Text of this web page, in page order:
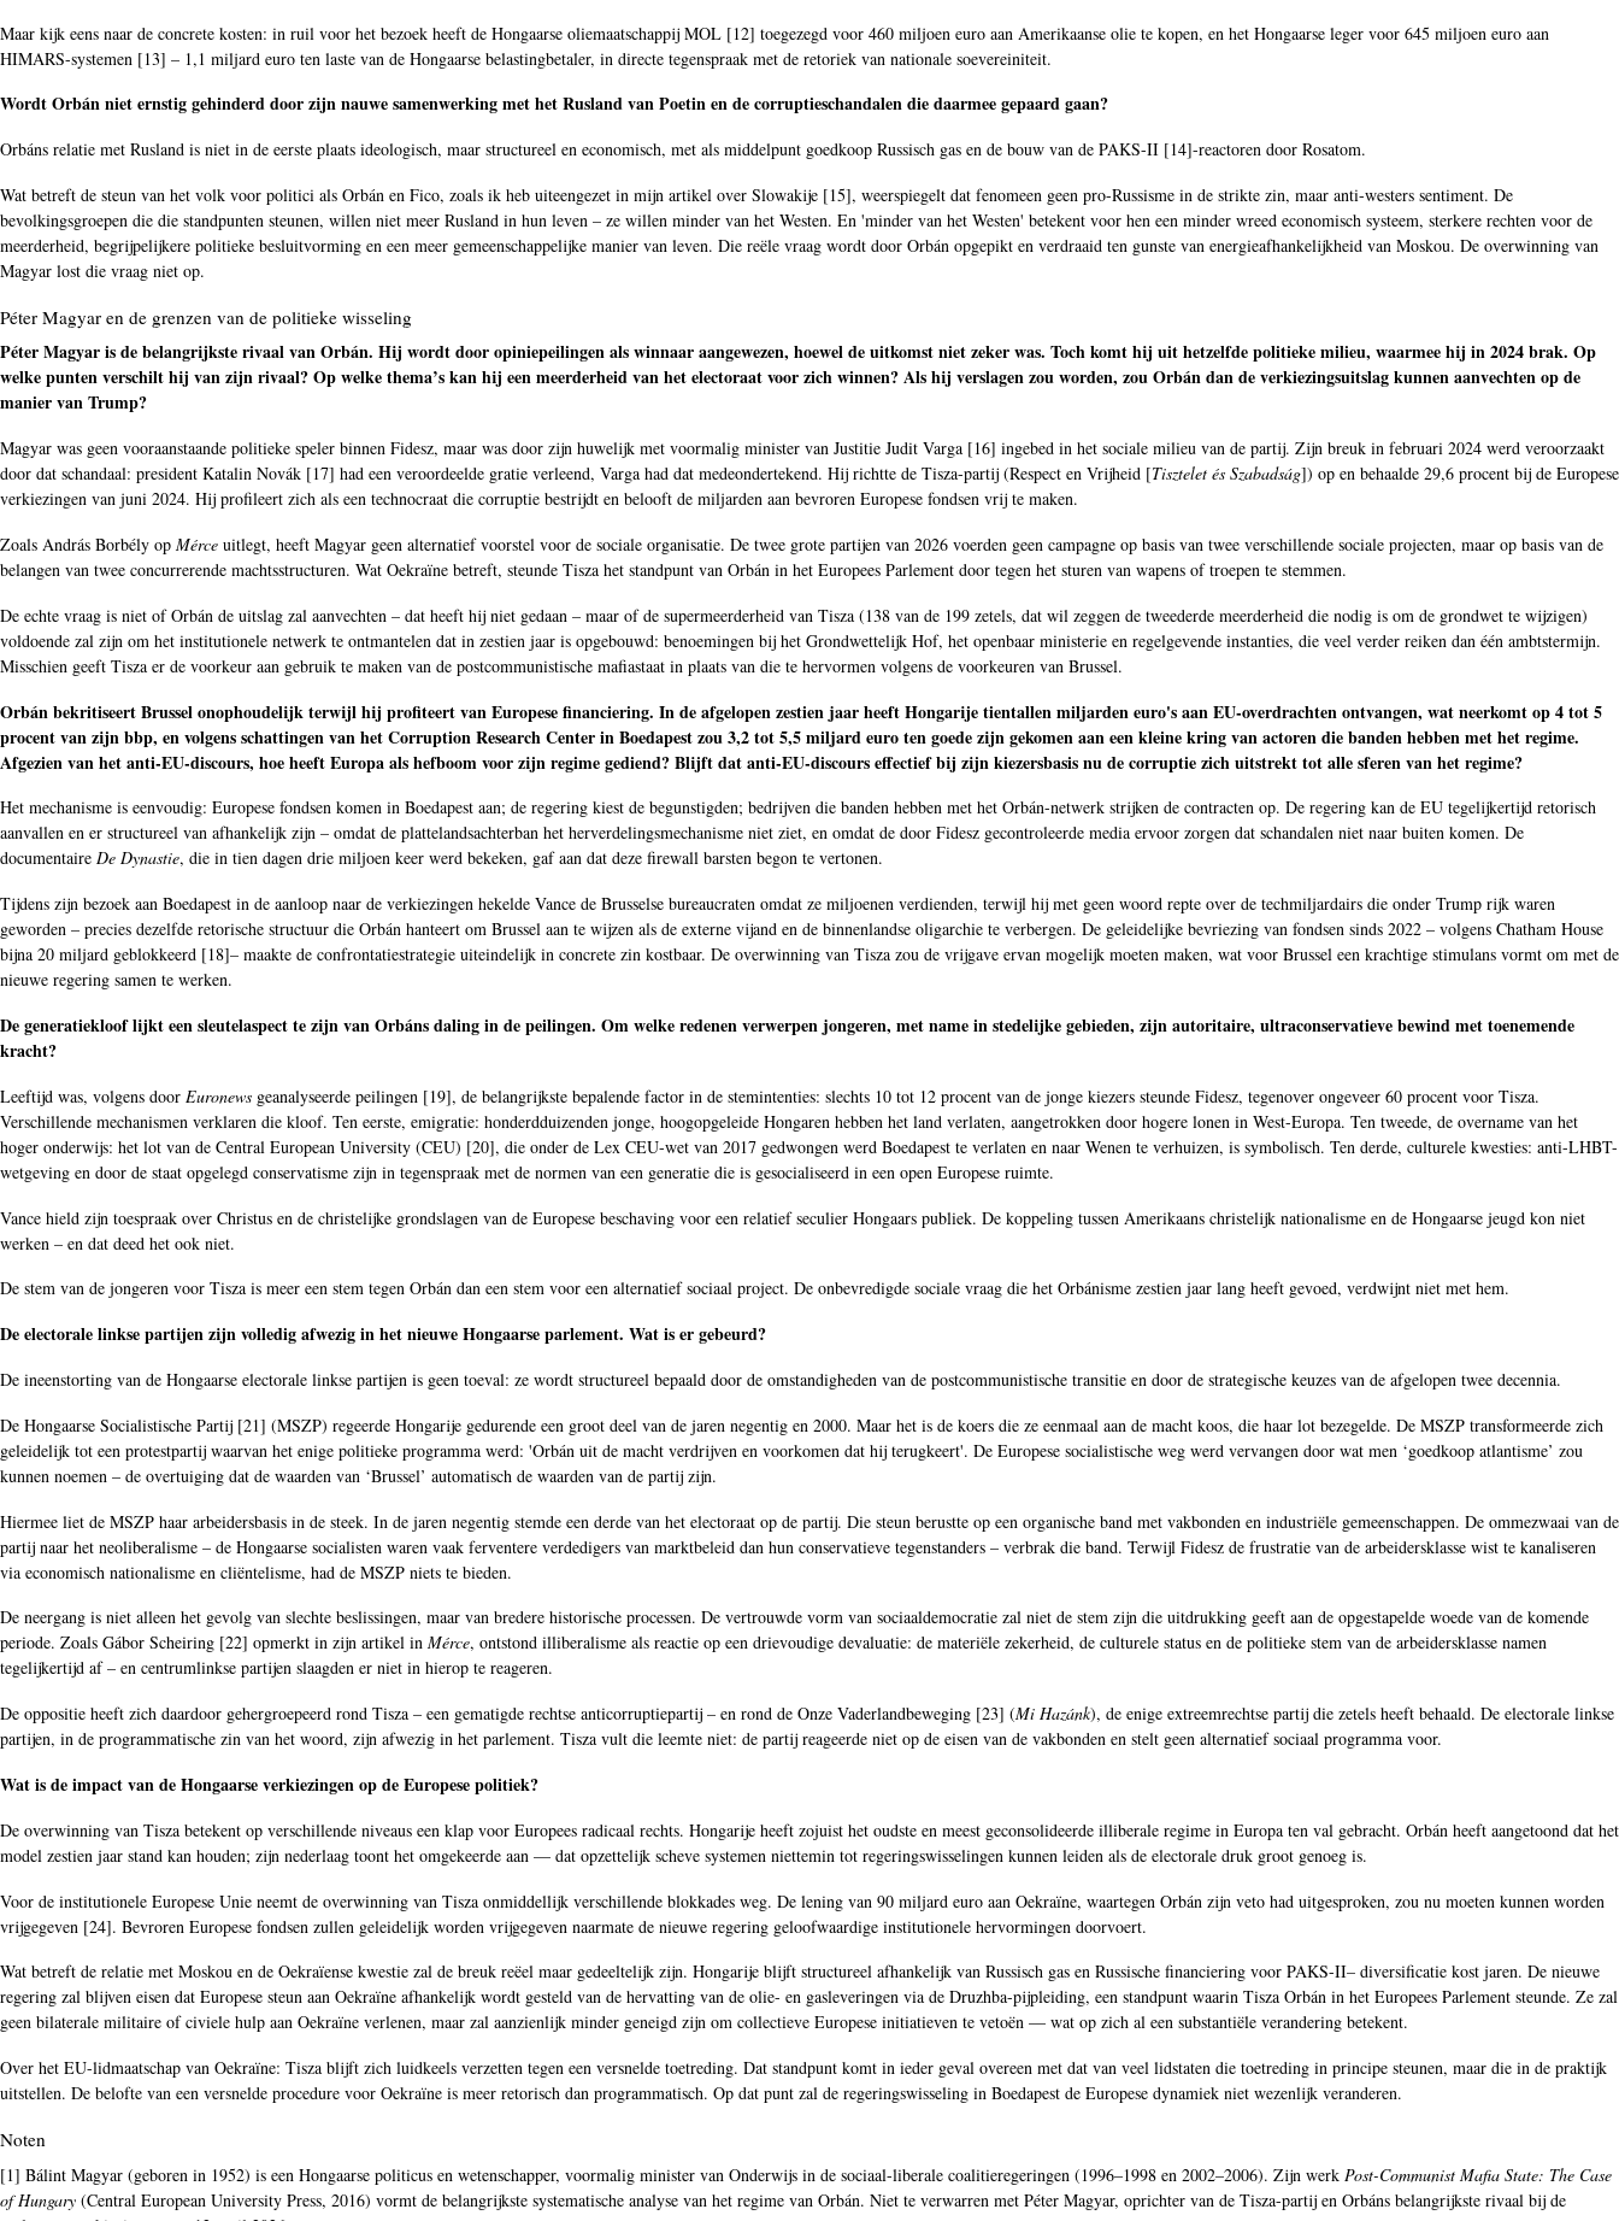
Maar kijk eens naar de concrete kosten: in ruil voor het bezoek heeft de Hongaarse oliemaatschappij MOL [12] toegezegd voor 460 miljoen euro aan Amerikaanse olie te kopen, en het Hongaarse leger voor 645 miljoen euro aan
HIMARS-systemen [13] – 1,1 miljard euro ten laste van de Hongaarse belastingbetaler, in directe tegenspraak met de retoriek van nationale soevereiniteit.
Wordt Orbán niet ernstig gehinderd door zijn nauwe samenwerking met het Rusland van Poetin en de corruptieschandalen die daarmee gepaard gaan?
Orbáns relatie met Rusland is niet in de eerste plaats ideologisch, maar structureel en economisch, met als middelpunt goedkoop Russisch gas en de bouw van de PAKS-II [14]-reactoren door Rosatom.
Wat betreft de steun van het volk voor politici als Orbán en Fico, zoals ik heb uiteengezet in mijn artikel over Slowakije [15], weerspiegelt dat fenomeen geen pro-Russisme in de strikte zin, maar anti-westers sentiment. De
bevolkingsgroepen die die standpunten steunen, willen niet meer Rusland in hun leven – ze willen minder van het Westen. En 'minder van het Westen' betekent voor hen een minder wreed economisch systeem, sterkere rechten voor de
meerderheid, begrijpelijkere politieke besluitvorming en een meer gemeenschappelijke manier van leven. Die reële vraag wordt door Orbán opgepikt en verdraaid ten gunste van energieafhankelijkheid van Moskou. De overwinning van
Magyar lost die vraag niet op.
Péter Magyar en de grenzen van de politieke wisseling
Péter Magyar is de belangrijkste rivaal van Orbán. Hij wordt door opiniepeilingen als winnaar aangewezen, hoewel de uitkomst niet zeker was. Toch komt hij uit hetzelfde politieke milieu, waarmee hij in 2024 brak. Op
welke punten verschilt hij van zijn rivaal? Op welke thema’s kan hij een meerderheid van het electoraat voor zich winnen? Als hij verslagen zou worden, zou Orbán dan de verkiezingsuitslag kunnen aanvechten op de
manier van Trump?
Magyar was geen vooraanstaande politieke speler binnen Fidesz, maar was door zijn huwelijk met voormalig minister van Justitie Judit Varga [16] ingebed in het sociale milieu van de partij. Zijn breuk in februari 2024 werd veroorzaakt
door dat schandaal: president Katalin Novák [17] had een veroordeelde gratie verleend, Varga had dat medeondertekend. Hij richtte de Tisza-partij (Respect en Vrijheid [Tisztelet és Szabadság]) op en behaalde 29,6 procent bij de Europese
verkiezingen van juni 2024. Hij profileert zich als een technocraat die corruptie bestrijdt en belooft de miljarden aan bevroren Europese fondsen vrij te maken.
Zoals András Borbély op Mérce uitlegt, heeft Magyar geen alternatief voorstel voor de sociale organisatie. De twee grote partijen van 2026 voerden geen campagne op basis van twee verschillende sociale projecten, maar op basis van de
belangen van twee concurrerende machtsstructuren. Wat Oekraïne betreft, steunde Tisza het standpunt van Orbán in het Europees Parlement door tegen het sturen van wapens of troepen te stemmen.
De echte vraag is niet of Orbán de uitslag zal aanvechten – dat heeft hij niet gedaan – maar of de supermeerderheid van Tisza (138 van de 199 zetels, dat wil zeggen de tweederde meerderheid die nodig is om de grondwet te wijzigen)
voldoende zal zijn om het institutionele netwerk te ontmantelen dat in zestien jaar is opgebouwd: benoemingen bij het Grondwettelijk Hof, het openbaar ministerie en regelgevende instanties, die veel verder reiken dan één ambtstermijn.
Misschien geeft Tisza er de voorkeur aan gebruik te maken van de postcommunistische mafiastaat in plaats van die te hervormen volgens de voorkeuren van Brussel.
Orbán bekritiseert Brussel onophoudelijk terwijl hij profiteert van Europese financiering. In de afgelopen zestien jaar heeft Hongarije tientallen miljarden euro's aan EU-overdrachten ontvangen, wat neerkomt op 4 tot 5
procent van zijn bbp, en volgens schattingen van het Corruption Research Center in Boedapest zou 3,2 tot 5,5 miljard euro ten goede zijn gekomen aan een kleine kring van actoren die banden hebben met het regime.
Afgezien van het anti-EU-discours, hoe heeft Europa als hefboom voor zijn regime gediend? Blijft dat anti-EU-discours effectief bij zijn kiezersbasis nu de corruptie zich uitstrekt tot alle sferen van het regime?
Het mechanisme is eenvoudig: Europese fondsen komen in Boedapest aan; de regering kiest de begunstigden; bedrijven die banden hebben met het Orbán-netwerk strijken de contracten op. De regering kan de EU tegelijkertijd retorisch
aanvallen en er structureel van afhankelijk zijn – omdat de plattelandsachterban het herverdelingsmechanisme niet ziet, en omdat de door Fidesz gecontroleerde media ervoor zorgen dat schandalen niet naar buiten komen. De
documentaire De Dynastie, die in tien dagen drie miljoen keer werd bekeken, gaf aan dat deze firewall barsten begon te vertonen.
Tijdens zijn bezoek aan Boedapest in de aanloop naar de verkiezingen hekelde Vance de Brusselse bureaucraten omdat ze miljoenen verdienden, terwijl hij met geen woord repte over de techmiljardairs die onder Trump rijk waren
geworden – precies dezelfde retorische structuur die Orbán hanteert om Brussel aan te wijzen als de externe vijand en de binnenlandse oligarchie te verbergen. De geleidelijke bevriezing van fondsen sinds 2022 – volgens Chatham House
bijna 20 miljard geblokkeerd [18]– maakte de confrontatiestrategie uiteindelijk in concrete zin kostbaar. De overwinning van Tisza zou de vrijgave ervan mogelijk moeten maken, wat voor Brussel een krachtige stimulans vormt om met de
nieuwe regering samen te werken.
De generatiekloof lijkt een sleutelaspect te zijn van Orbáns daling in de peilingen. Om welke redenen verwerpen jongeren, met name in stedelijke gebieden, zijn autoritaire, ultraconservatieve bewind met toenemende
kracht?
Leeftijd was, volgens door Euronews geanalyseerde peilingen [19], de belangrijkste bepalende factor in de stemintenties: slechts 10 tot 12 procent van de jonge kiezers steunde Fidesz, tegenover ongeveer 60 procent voor Tisza.
Verschillende mechanismen verklaren die kloof. Ten eerste, emigratie: honderdduizenden jonge, hoogopgeleide Hongaren hebben het land verlaten, aangetrokken door hogere lonen in West-Europa. Ten tweede, de overname van het
hoger onderwijs: het lot van de Central European University (CEU) [20], die onder de Lex CEU-wet van 2017 gedwongen werd Boedapest te verlaten en naar Wenen te verhuizen, is symbolisch. Ten derde, culturele kwesties: anti-LHBT-
wetgeving en door de staat opgelegd conservatisme zijn in tegenspraak met de normen van een generatie die is gesocialiseerd in een open Europese ruimte.
Vance hield zijn toespraak over Christus en de christelijke grondslagen van de Europese beschaving voor een relatief seculier Hongaars publiek. De koppeling tussen Amerikaans christelijk nationalisme en de Hongaarse jeugd kon niet
werken – en dat deed het ook niet.
De stem van de jongeren voor Tisza is meer een stem tegen Orbán dan een stem voor een alternatief sociaal project. De onbevredigde sociale vraag die het Orbánisme zestien jaar lang heeft gevoed, verdwijnt niet met hem.
De electorale linkse partijen zijn volledig afwezig in het nieuwe Hongaarse parlement. Wat is er gebeurd?
De ineenstorting van de Hongaarse electorale linkse partijen is geen toeval: ze wordt structureel bepaald door de omstandigheden van de postcommunistische transitie en door de strategische keuzes van de afgelopen twee decennia.
De Hongaarse Socialistische Partij [21] (MSZP) regeerde Hongarije gedurende een groot deel van de jaren negentig en 2000. Maar het is de koers die ze eenmaal aan de macht koos, die haar lot bezegelde. De MSZP transformeerde zich
geleidelijk tot een protestpartij waarvan het enige politieke programma werd: 'Orbán uit de macht verdrijven en voorkomen dat hij terugkeert'. De Europese socialistische weg werd vervangen door wat men ‘goedkoop atlantisme’ zou
kunnen noemen – de overtuiging dat de waarden van ‘Brussel’ automatisch de waarden van de partij zijn.
Hiermee liet de MSZP haar arbeidersbasis in de steek. In de jaren negentig stemde een derde van het electoraat op de partij. Die steun berustte op een organische band met vakbonden en industriële gemeenschappen. De ommezwaai van de
partij naar het neoliberalisme – de Hongaarse socialisten waren vaak ferventere verdedigers van marktbeleid dan hun conservatieve tegenstanders – verbrak die band. Terwijl Fidesz de frustratie van de arbeidersklasse wist te kanaliseren
via economisch nationalisme en cliëntelisme, had de MSZP niets te bieden.
De neergang is niet alleen het gevolg van slechte beslissingen, maar van bredere historische processen. De vertrouwde vorm van sociaaldemocratie zal niet de stem zijn die uitdrukking geeft aan de opgestapelde woede van de komende
periode. Zoals Gábor Scheiring [22] opmerkt in zijn artikel in Mérce, ontstond illiberalisme als reactie op een drievoudige devaluatie: de materiële zekerheid, de culturele status en de politieke stem van de arbeidersklasse namen
tegelijkertijd af – en centrumlinkse partijen slaagden er niet in hierop te reageren.
De oppositie heeft zich daardoor gehergroepeerd rond Tisza – een gematigde rechtse anticorruptiepartij – en rond de Onze Vaderlandbeweging [23] (Mi Hazánk), de enige extreemrechtse partij die zetels heeft behaald. De electorale linkse
partijen, in de programmatische zin van het woord, zijn afwezig in het parlement. Tisza vult die leemte niet: de partij reageerde niet op de eisen van de vakbonden en stelt geen alternatief sociaal programma voor.
Wat is de impact van de Hongaarse verkiezingen op de Europese politiek?
De overwinning van Tisza betekent op verschillende niveaus een klap voor Europees radicaal rechts. Hongarije heeft zojuist het oudste en meest geconsolideerde illiberale regime in Europa ten val gebracht. Orbán heeft aangetoond dat het
model zestien jaar stand kan houden; zijn nederlaag toont het omgekeerde aan — dat opzettelijk scheve systemen niettemin tot regeringswisselingen kunnen leiden als de electorale druk groot genoeg is.
Voor de institutionele Europese Unie neemt de overwinning van Tisza onmiddellijk verschillende blokkades weg. De lening van 90 miljard euro aan Oekraïne, waartegen Orbán zijn veto had uitgesproken, zou nu moeten kunnen worden
vrijgegeven [24]. Bevroren Europese fondsen zullen geleidelijk worden vrijgegeven naarmate de nieuwe regering geloofwaardige institutionele hervormingen doorvoert.
Wat betreft de relatie met Moskou en de Oekraïense kwestie zal de breuk reëel maar gedeeltelijk zijn. Hongarije blijft structureel afhankelijk van Russisch gas en Russische financiering voor PAKS-II– diversificatie kost jaren. De nieuwe
regering zal blijven eisen dat Europese steun aan Oekraïne afhankelijk wordt gesteld van de hervatting van de olie- en gasleveringen via de Druzhba-pijpleiding, een standpunt waarin Tisza Orbán in het Europees Parlement steunde. Ze zal
geen bilaterale militaire of civiele hulp aan Oekraïne verlenen, maar zal aanzienlijk minder geneigd zijn om collectieve Europese initiatieven te vetoën — wat op zich al een substantiële verandering betekent.
Over het EU-lidmaatschap van Oekraïne: Tisza blijft zich luidkeels verzetten tegen een versnelde toetreding. Dat standpunt komt in ieder geval overeen met dat van veel lidstaten die toetreding in principe steunen, maar die in de praktijk
uitstellen. De belofte van een versnelde procedure voor Oekraïne is meer retorisch dan programmatisch. Op dat punt zal de regeringswisseling in Boedapest de Europese dynamiek niet wezenlijk veranderen.
Noten
[1] Bálint Magyar (geboren in 1952) is een Hongaarse politicus en wetenschapper, voormalig minister van Onderwijs in de sociaal-liberale coalitieregeringen (1996–1998 en 2002–2006). Zijn werk Post-Communist Mafia State: The Case
of Hungary (Central European University Press, 2016) vormt de belangrijkste systematische analyse van het regime van Orbán. Niet te verwarren met Péter Magyar, oprichter van de Tisza-partij en Orbáns belangrijkste rivaal bij de